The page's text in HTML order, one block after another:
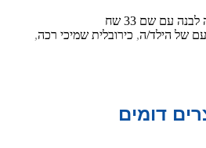
עם שם 33 שח
עם של הילד/ה, כירובלית שמיכי רכה,
דומים